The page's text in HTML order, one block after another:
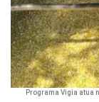
Programa Vigia atua